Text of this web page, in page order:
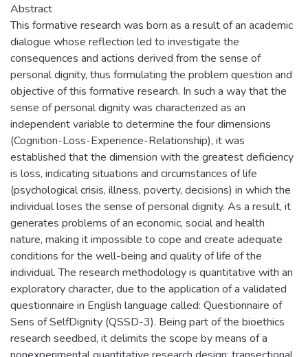
Abstract
This formative research was born as a result of an academic
dialogue whose reflection led to investigate the
consequences and actions derived from the sense of
personal dignity, thus formulating the problem question and
objective of this formative research. In such a way that the
sense of personal dignity was characterized as an
independent variable to determine the four dimensions
(Cognition-Loss-Experience-Relationship), it was
established that the dimension with the greatest deficiency
is loss, indicating situations and circumstances of life
(psychological crisis, illness, poverty, decisions) in which the
individual loses the sense of personal dignity. As a result, it
generates problems of an economic, social and health
nature, making it impossible to cope and create adequate
conditions for the well-being and quality of life of the
individual. The research methodology is quantitative with an
exploratory character, due to the application of a validated
questionnaire in English language called: Questionnaire of
Sens of SelfDignity (QSSD-3). Being part of the bioethics
research seedbed, it delimits the scope by means of a